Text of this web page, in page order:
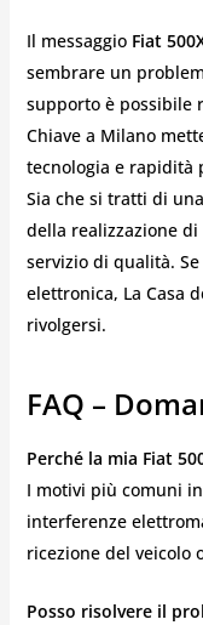
Il messaggio Fiat
sembrare un
supporto è possibile
Chiave a Milano
tecnologia e rapidità
Sia che si tratti di
della realizzazione
servizio di qualità.
elettronica, La Casa
rivolgersi.
FAQ –
Perché la mia Fiat
I motivi più comuni
interferenze
ricezione del veicolo
Posso risolvere il